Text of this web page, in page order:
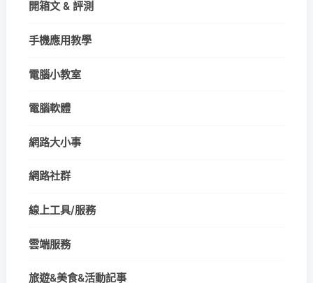
開箱文 & 評測
手機應用教學
電腦小教室
電腦軟體
網路大小事
網路社群
線上工具/服務
雲端服務
旅遊&美食&活動記事